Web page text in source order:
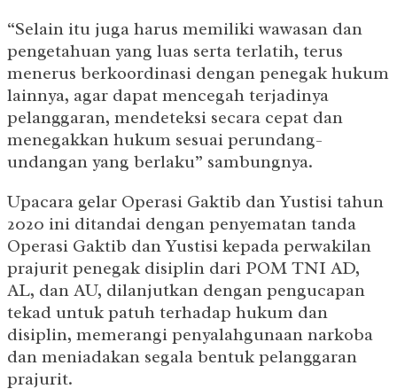
“Selain itu juga harus memiliki wawasan dan
pengetahuan yang luas serta terlatih, terus
menerus berkoordinasi dengan penegak hukum
lainnya, agar dapat mencegah terjadinya
pelanggaran, mendeteksi secara cepat dan
menegakkan hukum sesuai perundang-
undangan yang berlaku” sambungnya.
Upacara gelar Operasi Gaktib dan Yustisi tahun
2020 ini ditandai dengan penyematan tanda
Operasi Gaktib dan Yustisi kepada perwakilan
prajurit penegak disiplin dari POM TNI AD,
AL, dan AU, dilanjutkan dengan pengucapan
tekad untuk patuh terhadap hukum dan
disiplin, memerangi penyalahgunaan narkoba
dan meniadakan segala bentuk pelanggaran
prajurit.